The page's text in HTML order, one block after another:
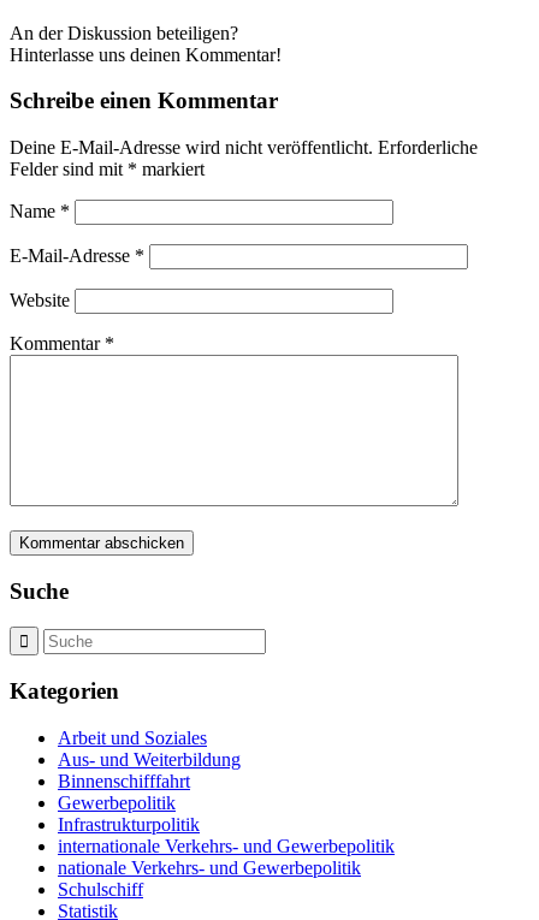
An der Diskussion beteiligen?
Hinterlasse uns deinen Kommentar!
Schreibe einen Kommentar
Deine E-Mail-Adresse wird nicht veröffentlicht. Erforderliche
Felder sind mit * markiert
Name *
E-Mail-Adresse *
Website
Kommentar *
Suche
Kategorien
Arbeit und Soziales
Aus- und Weiterbildung
Binnenschifffahrt
Gewerbepolitik
Infrastrukturpolitik
internationale Verkehrs- und Gewerbepolitik
nationale Verkehrs- und Gewerbepolitik
Schulschiff
Statistik